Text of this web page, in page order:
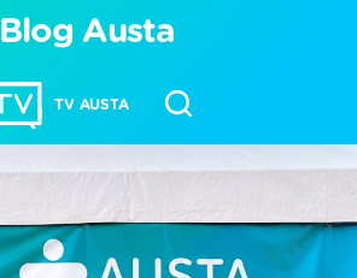
TV AUSTA
Blog Austa